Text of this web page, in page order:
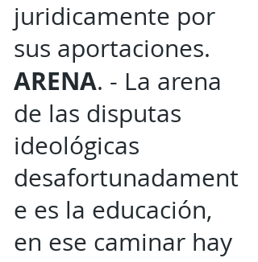
juridicamente por
sus aportaciones.
ARENA. - La arena
de las disputas
ideológicas
desafortunadament
e es la educación,
en ese caminar hay